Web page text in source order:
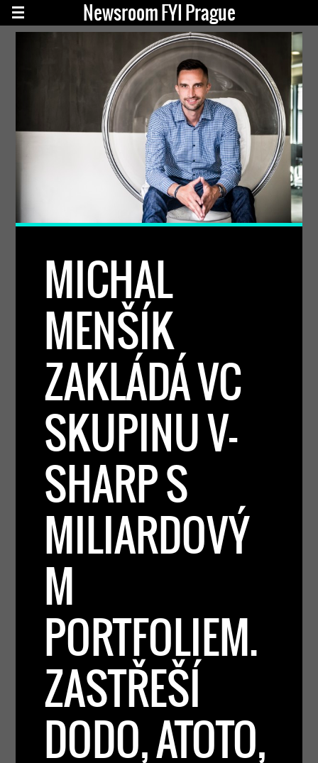
Newsroom FYI Prague
MICHAL
MENŠÍK
ZAKLÁDÁ VC
SKUPINU V-
SHARP S
MILIARDOVÝ
M
PORTFOLIEM.
ZASTŘEŠÍ
DODO, ATOTO,